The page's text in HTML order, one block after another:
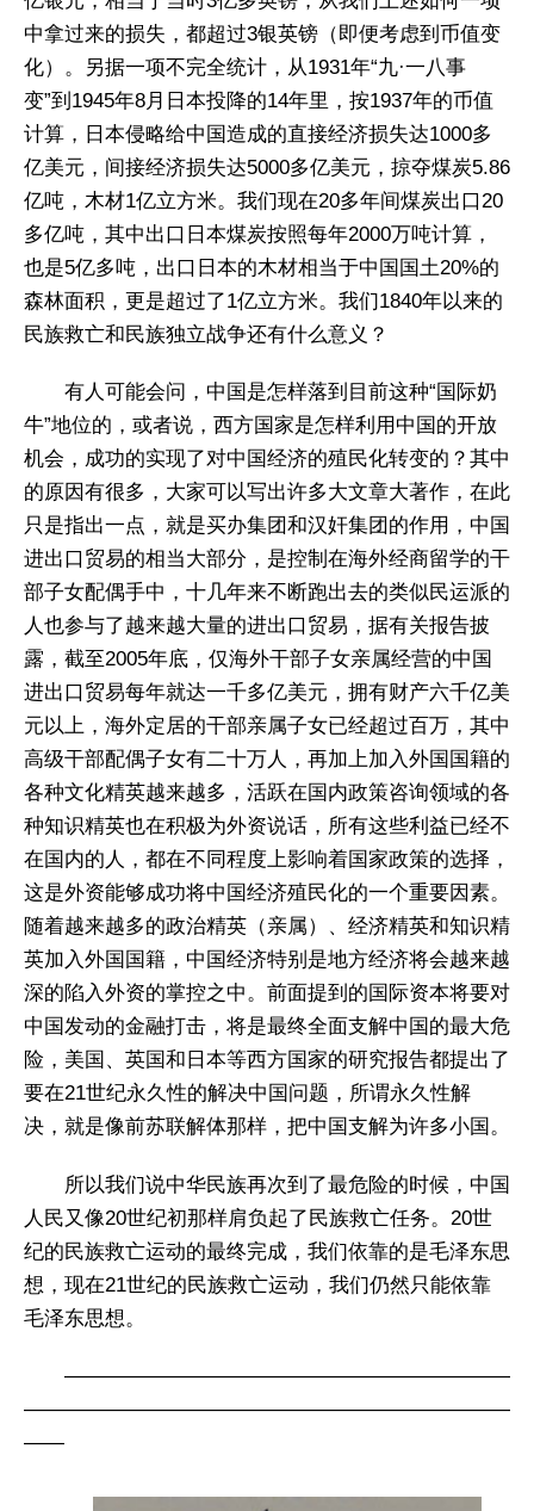
中拿过来的损失，都超过3银英镑（即便考虑到币值变
化）。另据一项不完全统计，从1931年“九·一八事
变”到1945年8月日本投降的14年里，按1937年的币值
计算，日本侵略给中国造成的直接经济损失达1000多
亿美元，间接经济损失达5000多亿美元，掠夺煤炭5.86
亿吨，木材1亿立方米。我们现在20多年间煤炭出口20
多亿吨，其中出口日本煤炭按照每年2000万吨计算，
也是5亿多吨，出口日本的木材相当于中国国土20%的
森林面积，更是超过了1亿立方米。我们1840年以来的
民族救亡和民族独立战争还有什么意义？
有人可能会问，中国是怎样落到目前这种“国际奶
牛”地位的，或者说，西方国家是怎样利用中国的开放
机会，成功的实现了对中国经济的殖民化转变的？其中
的原因有很多，大家可以写出许多大文章大著作，在此
只是指出一点，就是买办集团和汉奸集团的作用，中国
进出口贸易的相当大部分，是控制在海外经商留学的干
部子女配偶手中，十几年来不断跑出去的类似民运派的
人也参与了越来越大量的进出口贸易，据有关报告披
露，截至2005年底，仅海外干部子女亲属经营的中国
进出口贸易每年就达一千多亿美元，拥有财产六千亿美
元以上，海外定居的干部亲属子女已经超过百万，其中
高级干部配偶子女有二十万人，再加上加入外国国籍的
各种文化精英越来越多，活跃在国内政策咨询领域的各
种知识精英也在积极为外资说话，所有这些利益已经不
在国内的人，都在不同程度上影响着国家政策的选择，
这是外资能够成功将中国经济殖民化的一个重要因素。
随着越来越多的政治精英（亲属）、经济精英和知识精
英加入外国国籍，中国经济特别是地方经济将会越来越
深的陷入外资的掌控之中。前面提到的国际资本将要对
中国发动的金融打击，将是最终全面支解中国的最大危
险，美国、英国和日本等西方国家的研究报告都提出了
要在21世纪永久性的解决中国问题，所谓永久性解
决，就是像前苏联解体那样，把中国支解为许多小国。
所以我们说中华民族再次到了最危险的时候，中国
人民又像20世纪初那样肩负起了民族救亡任务。20世
纪的民族救亡运动的最终完成，我们依靠的是毛泽东思
想，现在21世纪的民族救亡运动，我们仍然只能依靠
毛泽东思想。
——————————————————————
————————————————————————
——